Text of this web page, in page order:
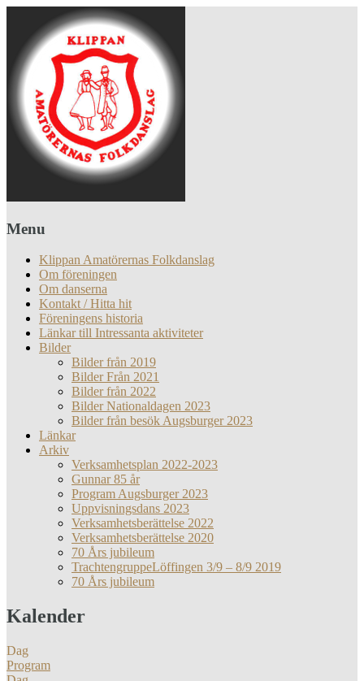
Menu
Klippan Amatörernas Folkdanslag
Om föreningen
Om danserna
Kontakt / Hitta hit
Föreningens historia
Länkar till Intressanta aktiviteter
Bilder
Bilder från 2019
Bilder Från 2021
Bilder från 2022
Bilder Nationaldagen 2023
Bilder från besök Augsburger 2023
Länkar
Arkiv
Verksamhetsplan 2022-2023
Gunnar 85 år
Program Augsburger 2023
Uppvisningsdans 2023
Verksamhetsberättelse 2022
Verksamhetsberättelse 2020
70 Års jubileum
TrachtengruppeLöffingen 3/9 – 8/9 2019
70 Års jubileum
Kalender
Dag
Program